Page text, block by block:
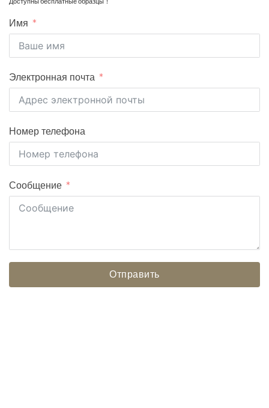
Имя
Электронная почта
Номер телефона
Сообщение
Отправить